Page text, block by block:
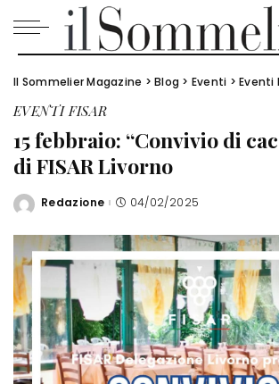
Il Sommelier Magazine >Blog > Eventi >Eventi
EVENTI FISAR
15 febbraio: “Convivio di
di FISAR Livorno
Posted
Redazione 04/02/2025